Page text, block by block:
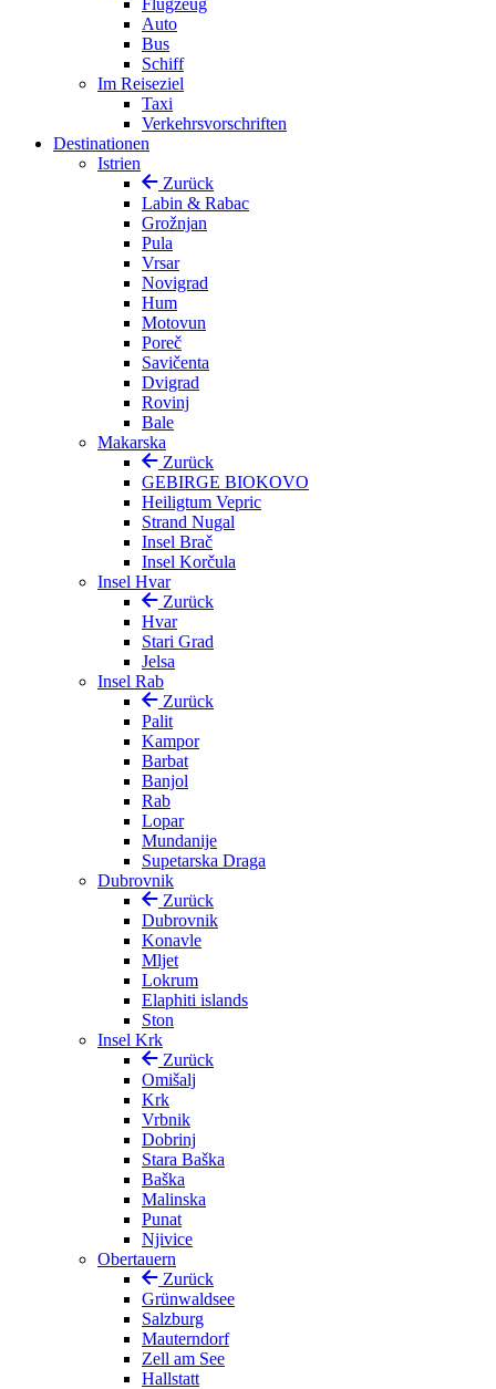
Flugzeug
Auto
Bus
Schiff
Im Reiseziel
Taxi
Verkehrsvorschriften
Destinationen
Istrien
Zurück
Labin & Rabac
Grožnjan
Pula
Vrsar
Novigrad
Hum
Motovun
Poreč
Savičenta
Dvigrad
Rovinj
Bale
Makarska
Zurück
GEBIRGE BIOKOVO
Heiligtum Vepric
Strand Nugal
Insel Brač
Insel Korčula
Insel Hvar
Zurück
Hvar
Stari Grad
Jelsa
Insel Rab
Zurück
Palit
Kampor
Barbat
Banjol
Rab
Lopar
Mundanije
Supetarska Draga
Dubrovnik
Zurück
Dubrovnik
Konavle
Mljet
Lokrum
Elaphiti islands
Ston
Insel Krk
Zurück
Omišalj
Krk
Vrbnik
Dobrinj
Stara Baška
Baška
Malinska
Punat
Njivice
Obertauern
Zurück
Grünwaldsee
Salzburg
Mauterndorf
Zell am See
Hallstatt